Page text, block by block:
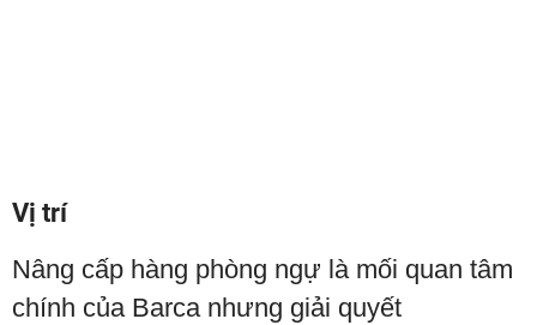
Vị trí
Nâng cấp hàng phòng ngự là mối quan tâm
chính của Barca nhưng giải quyết